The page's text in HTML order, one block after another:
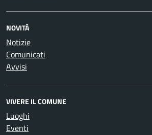
NOVITÀ
Notizie
Comunicati
Avvisi
VIVERE IL COMUNE
Luoghi
Eventi